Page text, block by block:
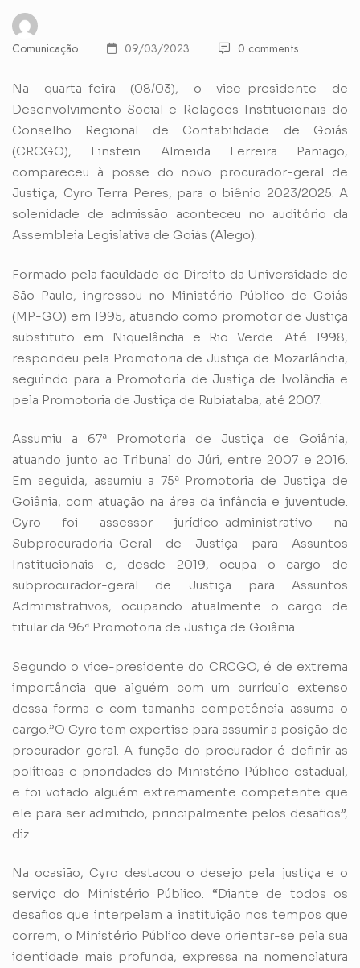
Comunicação 09/03/2023 0 comments
Na quarta-feira (08/03), o vice-presidente de
Desenvolvimento Social e Relações Institucionais do
Conselho Regional de Contabilidade de Goiás
(CRCGO), Einstein Almeida Ferreira Paniago,
compareceu à posse do novo procurador-geral de
Justiça, Cyro Terra Peres, para o biênio 2023/2025. A
solenidade de admissão aconteceu no auditório da
Assembleia Legislativa de Goiás (Alego).
Formado pela faculdade de Direito da Universidade de
São Paulo, ingressou no Ministério Público de Goiás
(MP-GO) em 1995, atuando como promotor de Justiça
substituto em Niquelândia e Rio Verde. Até 1998,
respondeu pela Promotoria de Justiça de Mozarlândia,
seguindo para a Promotoria de Justiça de Ivolândia e
pela Promotoria de Justiça de Rubiataba, até 2007.
Assumiu a 67ª Promotoria de Justiça de Goiânia,
atuando junto ao Tribunal do Júri, entre 2007 e 2016.
Em seguida, assumiu a 75ª Promotoria de Justiça de
Goiânia, com atuação na área da infância e juventude.
Cyro foi assessor jurídico-administrativo na
Subprocuradoria-Geral de Justiça para Assuntos
Institucionais e, desde 2019, ocupa o cargo de
subprocurador-geral de Justiça para Assuntos
Administrativos, ocupando atualmente o cargo de
titular da 96ª Promotoria de Justiça de Goiânia.
Segundo o vice-presidente do CRCGO, é de extrema
importância que alguém com um currículo extenso
dessa forma e com tamanha competência assuma o
cargo.”O Cyro tem expertise para assumir a posição de
procurador-geral. A função do procurador é definir as
políticas e prioridades do Ministério Público estadual,
e foi votado alguém extremamente competente que
ele para ser admitido, principalmente pelos desafios”,
diz.
Na ocasião, Cyro destacou o desejo pela justiça e o
serviço do Ministério Público. “Diante de todos os
desafios que interpelam a instituição nos tempos que
correm, o Ministério Público deve orientar-se pela sua
identidade mais profunda, expressa na nomenclatura